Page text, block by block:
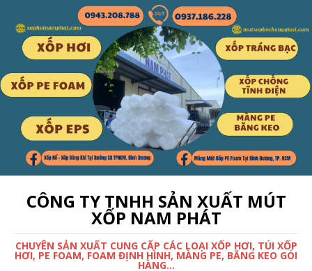
CÔNG TY TNHH SẢN XUẤT MÚT
XỐP NAM PHÁT
CHUYÊN SẢN XUẤT CUNG CẤP CÁC LOẠI XỐP HƠI, TÚI XỐP
HƠI, PE FOAM, FOAM ĐỊNH HÌNH, MÀNG PE, BĂNG KEO GÓI
HÀNG...